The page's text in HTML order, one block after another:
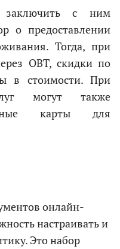
заключить с ним
о предоставлении
Тогда, при
OBT, скидки по
в стоимости. При
могут также
карты для
онлайн-
настраивать и
Это набор